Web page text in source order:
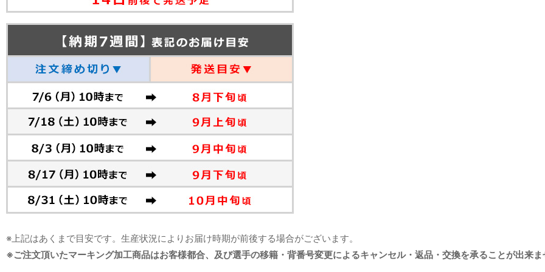
※上記はあくまで目安です。生産状況によりお届け時期が前後する場合がございます。
※ご注文頂いたマーキング加工商品はお客様都合、及び選手の移籍・背番号変更によるキャンセル・返品・交換を承ることが出来ま